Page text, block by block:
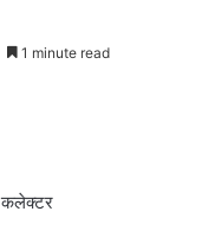
1 minute read
कलेक्टर